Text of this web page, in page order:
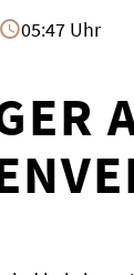
05:47 Uhr